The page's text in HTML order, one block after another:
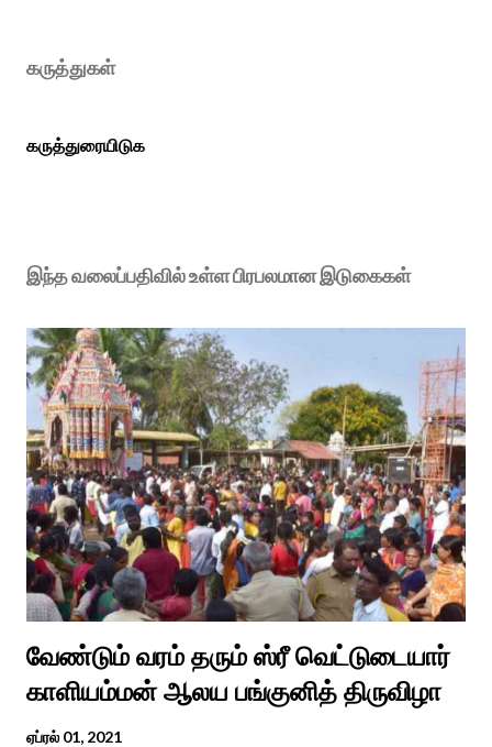
கருத்துகள்
கருத்துரையிடுக
இந்த வலைப்பதிவில் உள்ள பிரபலமான இடுகைகள்
வேண்டும் வரம் தரும் ஸ்ரீ வெட்டுடையார்
காளியம்மன் ஆலய பங்குனித் திருவிழா
ஏப்ரல் 01, 2021